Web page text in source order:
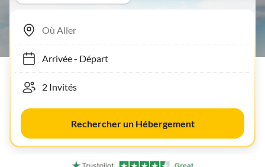
Arrivée- Départ
Rechercher un Hébergement